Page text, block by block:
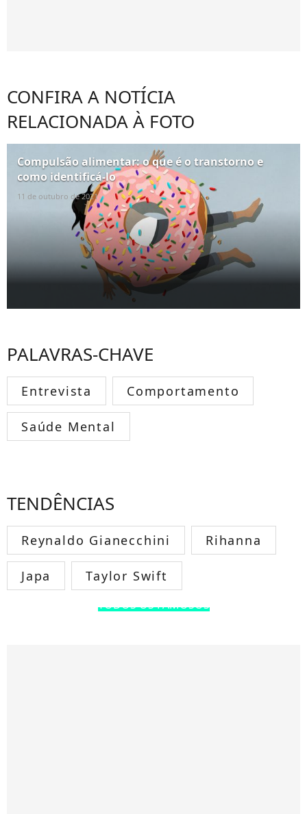
CONFIRA A NOTÍCIA
RELACIONADA À FOTO
Compulsão alimentar: o que é o transtorno e
como identificá-lo
11 de outubro de 2021
PALAVRAS-CHAVE
Entrevista Comportamento
Saúde Mental
TENDÊNCIAS
Reynaldo Gianecchini Rihanna
Japa Taylor Swift
TODOS OS FAMOSOS